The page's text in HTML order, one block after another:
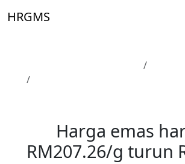
HRGMS
Harga emas
RM207.26/g turun